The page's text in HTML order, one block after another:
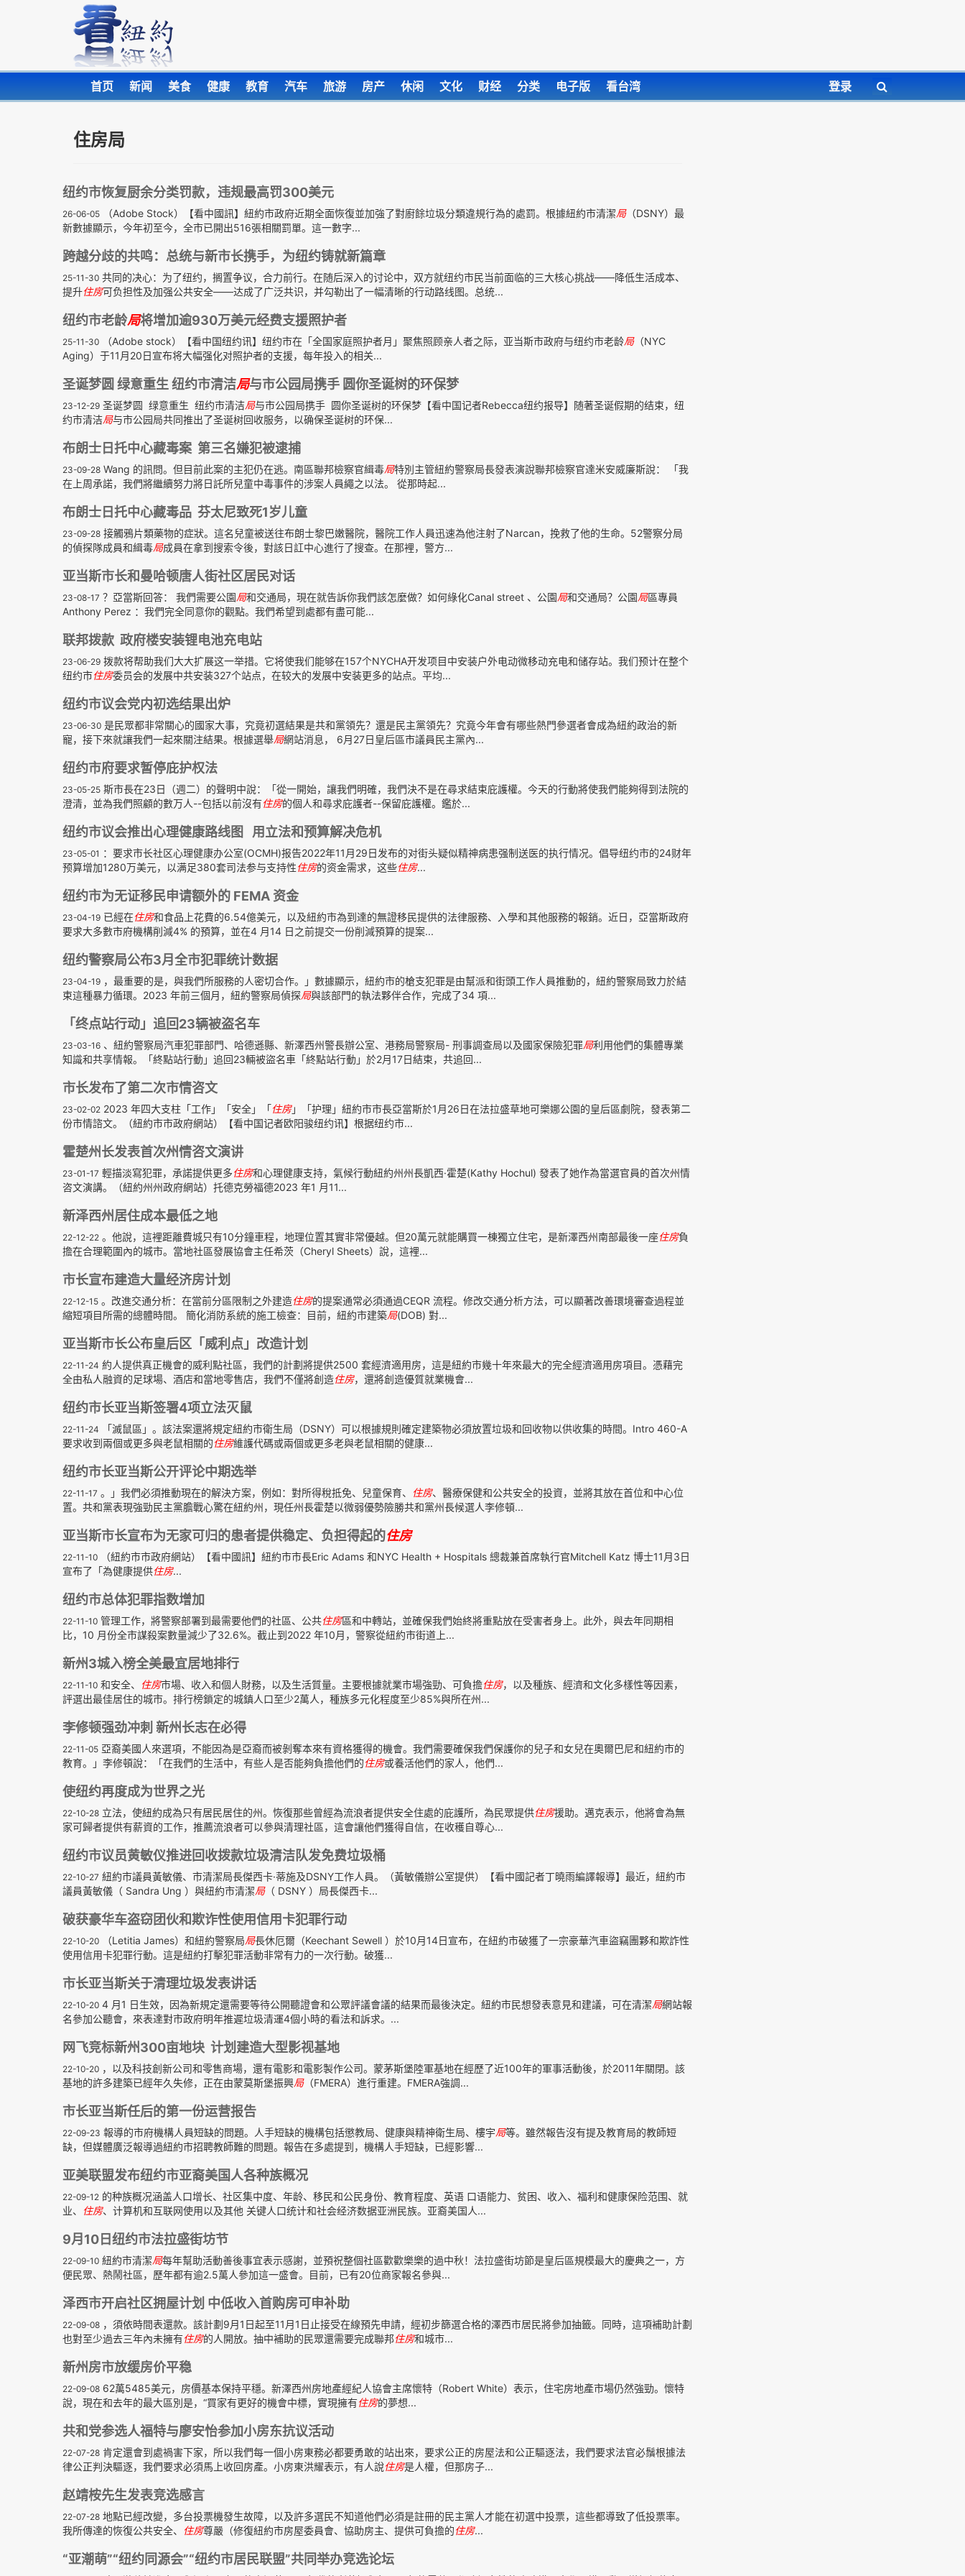
首页 新闻 美食 健康 教育 汽车 旅游 房产 休闲 文化 财经 分类 电子版 看台湾 登录
住房局
纽约市恢复厨余分类罚款，违规最高罚300美元
26-06-05 （Adobe Stock）【看中國訊】紐約市政府近期全面恢復並加強了對廚餘垃圾分類違規行為的處罰。根據紐約市清潔局（DSNY）最
新數據顯示，今年初至今，全市已開出516張相關罰單。這一數字...
跨越分歧的共鸣：总统与新市长携手，为纽约铸就新篇章
25-11-30 共同的决心：为了纽约，搁置争议，合力前行。在随后深入的讨论中，双方就纽约市民当前面临的三大核心挑战——降低生活成本、
提升住房可负担性及加强公共安全——达成了广泛共识，并勾勒出了一幅清晰的行动路线图。总统...
纽约市老龄局将增加逾930万美元经费支援照护者
25-11-30 （Adobe stock）【看中国纽约讯】纽约市在「全国家庭照护者月」聚焦照顾亲人者之际，亚当斯市政府与纽约市老龄局（NYC
Aging）于11月20日宣布将大幅强化对照护者的支援，每年投入的相关...
圣诞梦圆 绿意重生 纽约市清洁局与市公园局携手 圆你圣诞树的环保梦
23-12-29 圣诞梦圆 绿意重生 纽约市清洁局与市公园局携手 圆你圣诞树的环保梦【看中国记者Rebecca纽约报导】随著圣诞假期的结束，纽
约市清洁局与市公园局共同推出了圣诞树回收服务，以确保圣诞树的环保...
布朗士日托中心藏毒案 第三名嫌犯被逮捕
23-09-28 Wang 的訊問。但目前此案的主犯仍在逃。南區聯邦檢察官緝毒局特別主管紐約警察局長發表演說聯邦檢察官達米安威廉斯說： 「我
在上周承諾，我們將繼續努力將日託所兒童中毒事件的涉案人員繩之以法。 從那時起...
布朗士日托中心藏毒品 芬太尼致死1岁儿童
23-09-28 接觸鴉片類藥物的症狀。這名兒童被送往布朗士黎巴嫩醫院，醫院工作人員迅速為他注射了Narcan，挽救了他的生命。52警察分局
的偵探隊成員和緝毒局成員在拿到搜索令後，對該日訌中心進行了搜查。在那裡，警方...
亚当斯市长和曼哈顿唐人街社区居民对话
23-08-17 ？亞當斯回答： 我們需要公園局和交通局，現在就告訴你我們該怎麼做？如何綠化Canal street 、公園局和交通局？公園局區專員
Anthony Perez ：我們完全同意你的觀點。我們希望到處都有盡可能...
联邦拨款 政府楼安装锂电池充电站
23-06-29 拨款将帮助我们大大扩展这一举措。它将使我们能够在157个NYCHA开发项目中安装户外电动微移动充电和储存站。我们预计在整个
纽约市住房委员会的发展中共安装327个站点，在较大的发展中安装更多的站点。平均...
纽约市议会党内初选结果出炉
23-06-30 是民眾都非常關心的國家大事，究竟初選結果是共和黨領先？還是民主黨領先？究竟今年會有哪些熱門參選者會成為紐約政治的新
寵，接下來就讓我們一起來關注結果。根據選舉局網站消息， 6月27日皇后區市議員民主黨內...
纽约市府要求暂停庇护权法
23-05-25 斯市長在23日（週二）的聲明中說：「從一開始，讓我們明確，我們決不是在尋求結束庇護權。今天的行動將使我們能夠得到法院的
澄清，並為我們照顧的數万人--包括以前沒有住房的個人和尋求庇護者--保留庇護權。鑑於...
纽约市议会推出心理健康路线图 用立法和预算解决危机
23-05-01 ：要求市长社区心理健康办公室(OCMH)报告2022年11月29日发布的对街头疑似精神病患强制送医的执行情况。倡导纽约市的24财年
预算增加1280万美元，以满足380套司法参与支持性住房的资金需求，这些住房...
纽约市为无证移民申请额外的 FEMA 资金
23-04-19 已經在住房和食品上花費的6.54億美元，以及紐約市為到達的無證移民提供的法律服務、入學和其他服務的報銷。近日，亞當斯政府
要求大多數市府機構削減4% 的預算，並在4 月14 日之前提交一份削減預算的提案...
纽约警察局公布3月全市犯罪统计数据
23-04-19 ，最重要的是，與我們所服務的人密切合作。」數據顯示，紐約市的槍支犯罪是由幫派和街頭工作人員推動的，紐約警察局致力於結
束這種暴力循環。2023 年前三個月，紐約警察局偵探局與該部門的執法夥伴合作，完成了34 項...
「终点站行动」追回23辆被盗名车
23-03-16 、紐約警察局汽車犯罪部門、哈德遜縣、新澤西州警長辦公室、港務局警察局- 刑事調查局以及國家保險犯罪局利用他們的集體專業
知識和共享情報。「終點站行動」追回23輛被盜名車「終點站行動」於2月17日結束，共追回...
市长发布了第二次市情咨文
23-02-02 2023 年四大支柱「工作」「安全」「住房」「护理」紐約市市長亞當斯於1月26日在法拉盛草地可樂娜公園的皇后區劇院，發表第二
份市情諮文。（紐約市市政府網站）【看中国记者欧阳骏纽约讯】根据纽约市...
霍楚州长发表首次州情咨文演讲
23-01-17 輕描淡寫犯罪，承諾提供更多住房和心理健康支持，氣候行動紐約州州長凱西·霍楚(Kathy Hochul) 發表了她作為當選官員的首次州情
咨文演講。（紐約州州政府網站）托德克勞福德2023 年1 月11...
新泽西州居住成本最低之地
22-12-22 。他說，這裡距離費城只有10分鐘車程，地理位置其實非常優越。但20萬元就能購買一棟獨立住宅，是新澤西州南部最後一座住房負
擔在合理範圍內的城市。當地社區發展協會主任希茨（Cheryl Sheets）說，這裡...
市长宣布建造大量经济房计划
22-12-15 。改進交通分析：在當前分區限制之外建造住房的提案通常必須通過CEQR 流程。修改交通分析方法，可以顯著改善環境審查過程並
縮短項目所需的總體時間。 簡化消防系統的施工檢查：目前，紐約市建築局(DOB) 對...
亚当斯市长公布皇后区「威利点」改造计划
22-11-24 約人提供真正機會的威利點社區，我們的計劃將提供2500 套經濟適用房，這是紐約市幾十年來最大的完全經濟適用房項目。憑藉完
全由私人融資的足球場、酒店和當地零售店，我們不僅將創造住房，還將創造優質就業機會...
纽约市长亚当斯签署4项立法灭鼠
22-11-24
「滅鼠區」。該法案還將規定紐約市衛生局（DSNY）可以根據規則確定建築物必須放置垃圾和回收物以供收集的時間。Intro 460-A
要求收到兩個或更多與老鼠相關的住房維護代碼或兩個或更多老與老鼠相關的健康...
纽约市长亚当斯公开评论中期选举
22-11-17 。」我們必須推動現在的解決方案，例如：對所得稅抵免、兒童保育、 住房、醫療保健和公共安全的投資，並將其放在首位和中心位
置。共和黨表現強勁民主黨膽戰心驚在紐約州，現任州長霍楚以微弱優勢險勝共和黨州長候選人李修頓...
亚当斯市长宣布为无家可归的患者提供稳定、负担得起的住房
22-11-10 （紐約市市政府網站）【看中國訊】紐約市市長Eric Adams 和NYC Health + Hospitals 總裁兼首席執行官Mitchell Katz 博士11月3日
宣布了「為健康提供住房...
纽约市总体犯罪指数增加
22-11-10 管理工作，將警察部署到最需要他們的社區、公共住房區和中轉站，並確保我們始終將重點放在受害者身上。此外，與去年同期相
比，10 月份全市謀殺案數量減少了32.6%。截止到2022 年10月，警察從紐約市街道上...
新州3城入榜全美最宜居地排行
22-11-10 和安全、 住房市場、收入和個人財務，以及生活質量。主要根據就業市場強勁、可負擔住房，以及種族、經濟和文化多樣性等因素，
評選出最佳居住的城市。排行榜鎖定的城鎮人口至少2萬人，種族多元化程度至少85%與所在州...
李修顿强劲冲刺 新州长志在必得
22-11-05 亞裔美國人來選項，不能因為是亞裔而被剝奪本來有資格獲得的機會。我們需要確保我們保護你的兒子和女兒在奧爾巴尼和紐約市的
教育。」李修頓說：「在我們的生活中，有些人是否能夠負擔他們的住房或養活他們的家人，他們...
使纽约再度成为世界之光
22-10-28 立法，使紐約成為只有居民居住的州。恢復那些曾經為流浪者提供安全住處的庇護所，為民眾提供住房援助。邁克表示，他將會為無
家可歸者提供有薪資的工作，推薦流浪者可以參與清理社區，這會讓他們獲得自信，在收穫自尊心...
纽约市议员黄敏仪推进回收拨款垃圾清洁队发免费垃圾桶
22-10-27 紐約市議員黃敏儀、市清潔局長傑西卡·蒂施及DSNY工作人員。（黃敏儀辦公室提供）【看中國記者丁曉雨編譯報導】最近，紐約市
議員黃敏儀（ Sandra Ung ）與紐約市清潔局（ DSNY ）局長傑西卡...
破获豪华车盗窃团伙和欺诈性使用信用卡犯罪行动
22-10-20 （Letitia James）和紐約警察局局長休厄爾（Keechant Sewell ）於10月14日宣布，在紐約市破獲了一宗豪華汽車盜竊團夥和欺詐性
使用信用卡犯罪行動。這是紐約打擊犯罪活動非常有力的一次行動。破獲...
市长亚当斯关于清理垃圾发表讲话
22-10-20 4 月1 日生效，因為新規定還需要等待公開聽證會和公眾評議會議的結果而最後決定。紐約市民想發表意見和建議，可在清潔局網站報
名參加公聽會，來表達對市政府明年推遲垃圾清運4個小時的看法和訴求。...
网飞竞标新州300亩地块 计划建造大型影视基地
22-10-20 ，以及科技創新公司和零售商場，還有電影和電影製作公司。蒙茅斯堡陸軍基地在經歷了近100年的軍事活動後，於2011年關閉。該
基地的許多建築已經年久失修，正在由蒙莫斯堡振興局（FMERA）進行重建。FMERA強調...
市长亚当斯任后的第一份运营报告
22-09-23 報導的市府機構人員短缺的問題。人手短缺的機構包括懲教局、健康與精神衛生局、樓宇局等。雖然報告沒有提及教育局的教師短
缺，但媒體廣泛報導過紐約市招聘教師難的問題。報告在多處提到，機構人手短缺，已經影響...
亚美联盟发布纽约市亚裔美国人各种族概况
22-09-12 的种族概况涵盖人口增长、社区集中度、年龄、移民和公民身份、教育程度、英语 口语能力、贫困、收入、福利和健康保险范围、就
业、
住房、计算机和互联网使用以及其他 关键人口统计和社会经济数据亚洲民族。亚裔美国人...
9月10日纽约市法拉盛街坊节
22-09-10 紐約市清潔局每年幫助活動善後事宜表示感謝，並預祝整個社區歡歡樂樂的過中秋！法拉盛街坊節是皇后區規模最大的慶典之一，方
便民眾、熱鬧社區，歷年都有逾2.5萬人參加這一盛會。目前，已有20位商家報名參與...
泽西市开启社区拥屋计划 中低收入首购房可申补助
22-09-08 ，須依時間表還款。該計劃9月1日起至11月1日止接受在線預先申請，經初步篩選合格的澤西市居民將參加抽籤。同時，這項補助計劃
也對至少過去三年內未擁有住房的人開放。抽中補助的民眾還需要完成聯邦住房和城市...
新州房市放缓房价平稳
22-09-08 62萬5485美元，房價基本保持平穩。新澤西州房地產經紀人協會主席懷特（Robert White）表示，住宅房地產市場仍然強勁。懷特
說，現在和去年的最大區別是，“買家有更好的機會中標，實現擁有住房的夢想...
共和党参选人福特与廖安怡参加小房东抗议活动
22-07-28 肯定還會到處禍害下家，所以我們每一個小房東務必都要勇敢的站出來，要求公正的房屋法和公正驅逐法，我們要求法官必鬚根據法
律公正判決驅逐，我們要求必須馬上收回房產。小房東洪耀表示，有人說住房是人權，但那房子...
赵靖桉先生发表竞选感言
22-07-28 地點已經改變，多台投票機發生故障，以及許多選民不知道他們必須是註冊的民主黨人才能在初選中投票，這些都導致了低投票率。
我所傳達的恢復公共安全、
住房尊嚴（修復紐約市房屋委員會、協助房主、提供可負擔的住房...
“亚潮萌”“纽约同源会”“纽约市居民联盟”共同举办竞选论坛